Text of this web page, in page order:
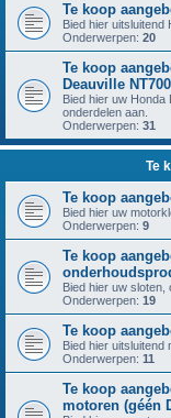
Te koop
Bied hier uitsluitend
Onderwerpen: 20
Te koop
Deauville
Bied hier uw
onderdelen aan.
Onderwerpen: 31
Te
Te koop
Bied hier uw
Onderwerpen: 9
Te koop
Bied hier uw
Onderwerpen: 19
Te koop
Bied hier uitsluitend
Onderwerpen: 11
Te koop
motoren (géén